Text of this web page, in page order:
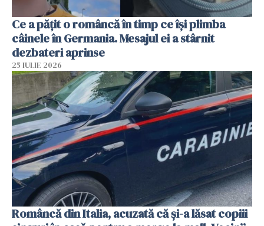
Ce a pățit o româncă în timp ce își plimba
câinele în Germania. Mesajul ei a stârnit
dezbateri aprinse
25 IULIE 2026
Româncă din Italia, acuzată că și-a lăsat copiii